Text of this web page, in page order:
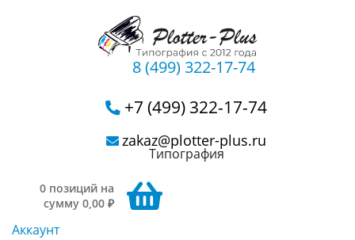
8 (499) 322-17-74
+7 (499) 322-17-74
zakaz@plotter-plus.ru
Типография
0 позиций на
сумму 0,00 ₽
Аккаунт